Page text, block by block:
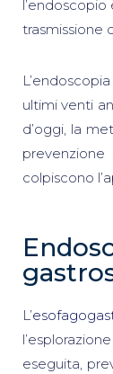
trasmissione
ultimi venti
d’oggi, la
colpiscono
L’
eseguita,